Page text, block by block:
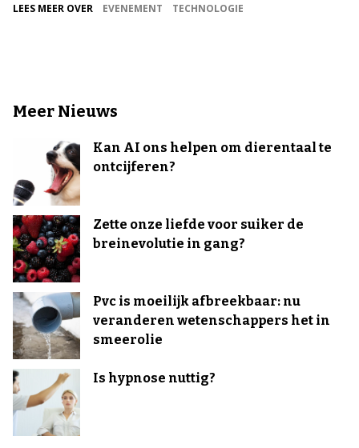
LEES MEER OVER EVENEMENT TECHNOLOGIE
Meer Nieuws
Kan AI ons helpen om dierentaal te
ontcijferen?
Zette onze liefde voor suiker de
breinevolutie in gang?
Pvc is moeilijk afbreekbaar: nu
veranderen wetenschappers het in
smeerolie
Is hypnose nuttig?